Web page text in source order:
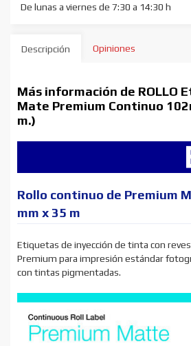
De lunas a viernes de 7:30 a 14:30 h
Descripción Opiniones
Más información de ROLLO
Mate Premium Continuo
m.)
Rollo continuo de Premium
mm x 35 m
Etiquetas de inyección de tinta con
Premium para impresión estándar
con tintas pigmentadas.